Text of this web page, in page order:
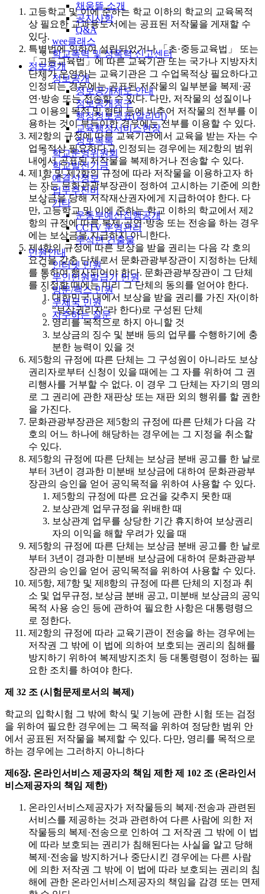
채움뜰 소개
공지사항
Q&A
wee클래스
학교폭력 및 성폭력 신고센터
정보공개
정보공개
정보공개제도 안내
정보공개청구
행정정보공표(알리미)
교육행정서비스현장
정보목록
학교운영위원회
학교발전기금
예결산정보
업무추진비
기타
운동부예산집행공개
CCTV 운영관리
무석면 건출물
민원안내
인터넷 민원
무인민원발급기 민원
방문/팩스 민원
우체국 민원
자주하는 질문
고등학교 및 이에 준하는 학교 이하의 학교의 교육목적
상 필요한 교과용도서에는 공표된 저작물을 게재할 수
있다.
특별법에 의하여 설립되었거나 「초·중등교육법」 또는
「고등교육법」에 따른 교육기관 또는 국가나 지방자치
단체가 운영하는 교육기관은 그 수업목적상 필요하다고
인정되는 경우에는 공표된 저작물의 일부분을 복제·공
연·방송 또는 전송할 수 있다. 다만, 저작물의 성질이나
그 이용의 목적 및 형태 등에 비추어 저작물의 전부를 이
용하는 것이 부득이한 경우에는 전부를 이용할 수 있다.
제2항의 규정에 따른 교육기관에서 교육을 받는 자는 수
업목적상 필요하다고 인정되는 경우에는 제2항의 범위
내에서 공표된 저작물을 복제하거나 전송할 수 있다.
제1항 및 제2항의 규정에 따라 저작물을 이용하고자 하
는 자는 문화관광부장관이 정하여 고시하는 기준에 의한
보상금을 당해 저작재산권자에게 지급하여야 한다. 다
만, 고등학교 및 이에 준하는 학교 이하의 학교에서 제2
항의 규정에 따른 복제·공연·방송 또는 전송을 하는 경우
에는 보상금을 지급하지 아니한다.
제4항의 규정에 따른 보상을 받을 권리는 다음 각 호의
요건을 갖춘 단체로서 문화관광부장관이 지정하는 단체
를 통하여 행사되어야 한다. 문화관광부장관이 그 단체
를 지정할 때에는 미리 그 단체의 동의를 얻어야 한다.
대한민국 내에서 보상을 받을 권리를 가진 자(이하
“보상권리자”라 한다)로 구성된 단체
영리를 목적으로 하지 아니할 것
보상금의 징수 및 분배 등의 업무를 수행하기에 충
분한 능력이 있을 것
제5항의 규정에 따른 단체는 그 구성원이 아니라도 보상
권리자로부터 신청이 있을 때에는 그 자를 위하여 그 권
리행사를 거부할 수 없다. 이 경우 그 단체는 자기의 명의
로 그 권리에 관한 재판상 또는 재판 외의 행위를 할 권한
을 가진다.
문화관광부장관은 제5항의 규정에 따른 단체가 다음 각
호의 어느 하나에 해당하는 경우에는 그 지정을 취소할
수 있다.
제5항의 규정에 따른 단체는 보상금 분배 공고를 한 날로
부터 3년이 경과한 미분배 보상금에 대하여 문화관광부
장관의 승인을 얻어 공익목적을 위하여 사용할 수 있다.
제5항의 규정에 따른 요건을 갖추지 못한 때
보상관계 업무규정을 위배한 때
보상관계 업무를 상당한 기간 휴지하여 보상권리
자의 이익을 해할 우려가 있을 때
제5항의 규정에 따른 단체는 보상금 분배 공고를 한 날로
부터 3년이 경과한 미분배 보상금에 대하여 문화관광부
장관의 승인을 얻어 공익목적을 위하여 사용할 수 있다.
제5항, 제7항 및 제8항의 규정에 따른 단체의 지정과 취
소 및 업무규정, 보상금 분배 공고, 미분배 보상금의 공익
목적 사용 승인 등에 관하여 필요한 사항은 대통령령으
로 정한다.
제2항의 규정에 따라 교육기관이 전송을 하는 경우에는
저작권 그 밖에 이 법에 의하여 보호되는 권리의 침해를
방지하기 위하여 복제방지조치 등 대통령령이 정하는 필
요한 조치를 하여야 한다.
제 32 조 (시험문제로서의 복제)
학교의 입학시험 그 밖에 학식 및 기능에 관한 시험 또는 검정
을 위하여 필요한 경우에는 그 목적을 위하여 정당한 범위 안
에서 공표된 저작물을 복제할 수 있다. 다만, 영리를 목적으로
하는 경우에는 그러하지 아니하다
제6장. 온라인서비스 제공자의 책임 제한 제 102 조 (온라인서
비스제공자의 책임 제한)
온라인서비스제공자가 저작물등의 복제·전송과 관련된
서비스를 제공하는 것과 관련하여 다른 사람에 의한 저
작물등의 복제·전송으로 인하여 그 저작권 그 밖에 이 법
에 따라 보호되는 권리가 침해된다는 사실을 알고 당해
복제·전송을 방지하거나 중단시킨 경우에는 다른 사람
에 의한 저작권 그 밖에 이 법에 따라 보호되는 권리의 침
해에 관한 온라인서비스제공자의 책임을 감경 또는 면제